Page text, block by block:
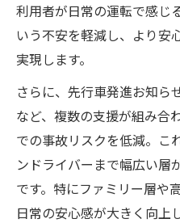
ダイハツ車のスマー
スマートアシス
ダイハツ車での設
スマートアシス
設定変更や切替
ダイハツ車で使
小さな障害物にも反
面積の狭い障害物
利用者が日常の運転で感じ
いう不安を軽減し、より安
実現します。
さらに、先行車発進お知ら
など、複数の支援が組み合
での事故リスクを低減。こ
ンドライバーまで幅広い層
です。特にファミリー層や
日常の安心感が大きく向上